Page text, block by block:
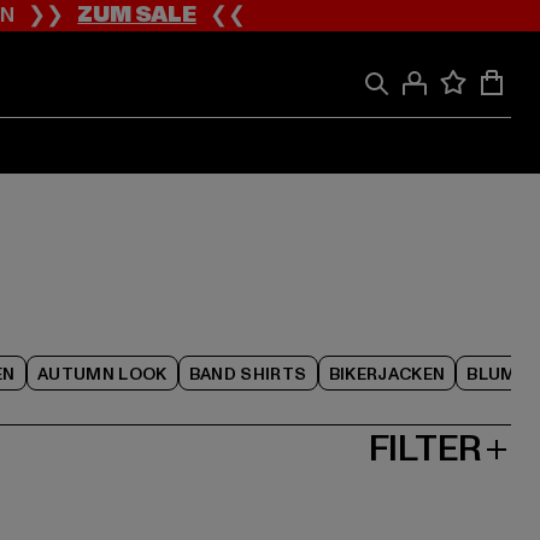
❯❯ZUM SALE❮❮
AUTUMN LOOK BAND SHIRTS BIKERJACKEN
FILTER